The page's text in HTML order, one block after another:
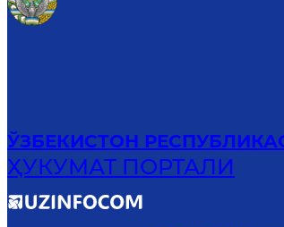
ЎЗБЕКИСТОН
ҲУКУМАТ ПОРТАЛИ